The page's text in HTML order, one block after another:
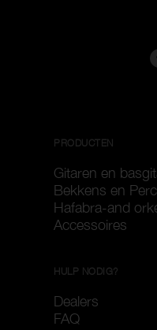
PRODUCTEN
Gitaren en
Bekkens en
Hafabra-and
Accessoires
HULP NODIG?
Dealers
FAQ